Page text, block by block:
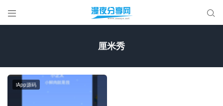
 
厘米秀
iApp源码